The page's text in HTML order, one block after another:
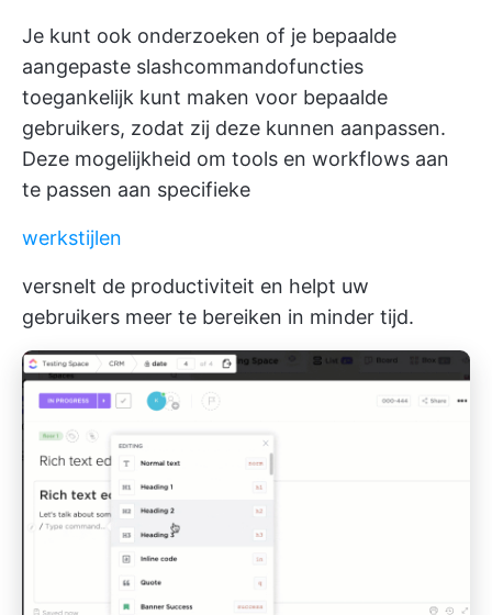
Je kunt ook onderzoeken of je bepaalde
aangepaste slashcommandofuncties
toegankelijk kunt maken voor bepaalde
gebruikers, zodat zij deze kunnen aanpassen.
Deze mogelijkheid om tools en workflows aan
te passen aan specifieke
werkstijlen
versnelt de productiviteit en helpt uw
gebruikers meer te bereiken in minder tijd.